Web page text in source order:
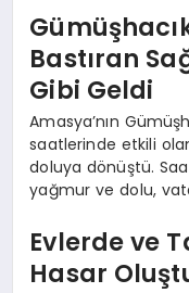
Bastıran
Gibi Geldi
Amasya’nın
saatlerinde etkili
doluya dönüştü.
yağmur ve dolu,
Evlerde ve
Hasar